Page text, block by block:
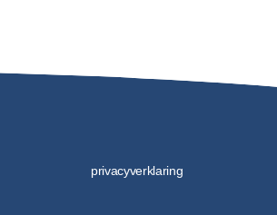
privacyverklaring